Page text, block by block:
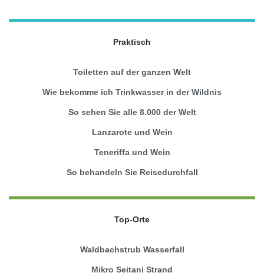
Praktisch
Toiletten auf der ganzen Welt
Wie bekomme ich Trinkwasser in der Wildnis
So sehen Sie alle 8.000 der Welt
Lanzarote und Wein
Teneriffa und Wein
So behandeln Sie Reisedurchfall
Top-Orte
Waldbachstrub Wasserfall
Mikro Seitani Strand